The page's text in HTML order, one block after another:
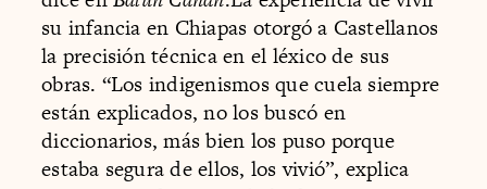
su infancia en Chiapas otorgó a Castellanos
la precisión técnica en el léxico de sus
obras. “Los indigenismos que cuela siempre
están explicados, no los buscó en
diccionarios, más bien los puso porque
estaba segura de ellos, los vivió”, explica